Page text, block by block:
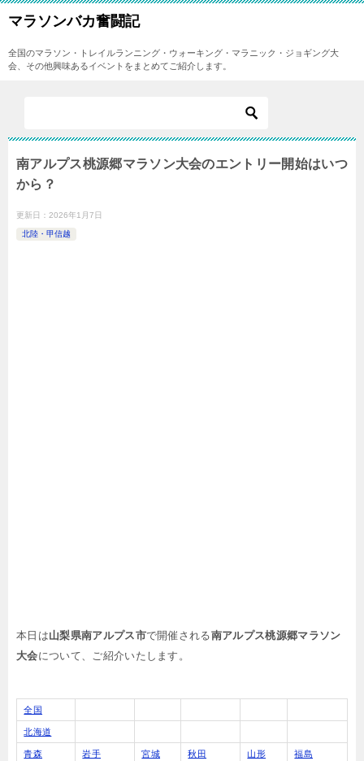
マラソンバカ奮闘記
全国のマラソン・トレイルランニング・ウォーキング・マラニック・ジョギング大
会、その他興味あるイベントをまとめてご紹介します。
南アルプス桃源郷マラソン大会のエントリー開始はいつ
から？
更新日： 2026年1月7日
北陸・甲信越
本日は山梨県南アルプス市で開催される南アルプス桃源郷マラソン
大会について、ご紹介いたします。
全国
北海道
青森 岩手 宮城 秋田 山形 福島